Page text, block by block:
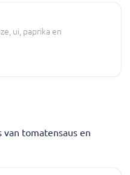
ui, paprika en
van tomatensaus en